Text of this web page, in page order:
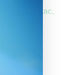
- сейчас,